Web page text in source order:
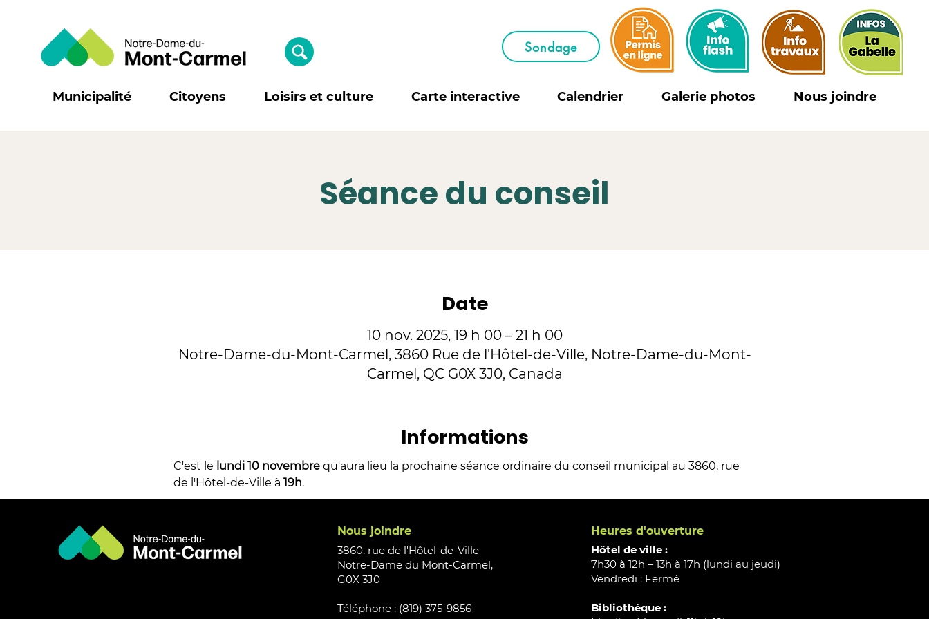
Sondage
Municipalité Citoyens Loisirs et culture Carte interactive Calendrier Galerie photos Nous joindre
Séance du conseil
Date
10 nov. 2025, 19 h 00 – 21 h 00
Notre-Dame-du-Mont-Carmel, 3860 Rue de l'Hôtel-de-Ville, Notre-Dame-du-Mont-
Carmel, QC G0X 3J0, Canada
Informations
C'est le lundi 10 novembre qu'aura lieu la prochaine séance ordinaire du conseil municipal au 3860, rue
de l'Hôtel-de-Ville à 19h.
Nous joindre
3860, rue de l'Hôtel-de-Ville
Notre-Dame du Mont-Carmel,
G0X 3J0
Téléphone : (819) 375-9856
Heures d'ouverture
Hôtel de ville :
7h30 à 12h – 13h à 17h (lundi au jeudi)
Vendredi : Fermé
Bibliothèque :